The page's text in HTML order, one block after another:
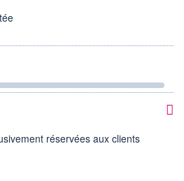
réservées aux clients